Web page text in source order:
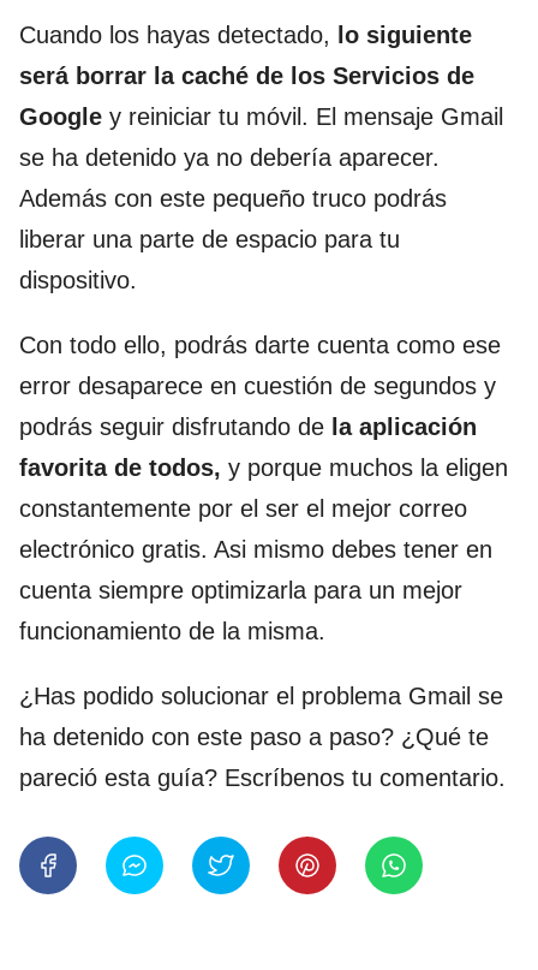
Cuando los hayas detectado, lo siguiente
será borrar la caché de los Servicios de
Google y reiniciar tu móvil. El mensaje Gmail
se ha detenido ya no debería aparecer.
Además con este pequeño truco podrás
liberar una parte de espacio para tu
dispositivo.
Con todo ello, podrás darte cuenta como ese
error desaparece en cuestión de segundos y
podrás seguir disfrutando de la aplicación
favorita de todos, y porque muchos la eligen
constantemente por el ser el mejor correo
electrónico gratis. Asi mismo debes tener en
cuenta siempre optimizarla para un mejor
funcionamiento de la misma.
¿Has podido solucionar el problema Gmail se
ha detenido con este paso a paso? ¿Qué te
pareció esta guía? Escríbenos tu comentario.